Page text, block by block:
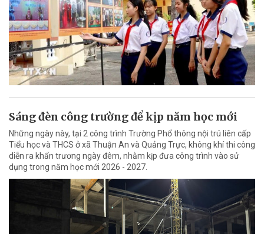
Sáng đèn công trường để kịp năm học mới
Những ngày này, tại 2 công trình Trường Phổ thông nội trú liên cấp
Tiểu học và THCS ở xã Thuận An và Quảng Trực, không khí thi công
diễn ra khẩn trương ngày đêm, nhằm kịp đưa công trình vào sử
dụng trong năm học mới 2026 - 2027.